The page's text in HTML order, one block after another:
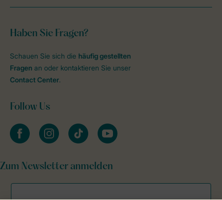
Haben Sie Fragen?
Schauen Sie sich die häufig gestellten
Fragen an oder kontaktieren Sie unser
Contact Center.
Follow Us
facebookinstagramtiktok youtube
Zum Newsletter anmelden